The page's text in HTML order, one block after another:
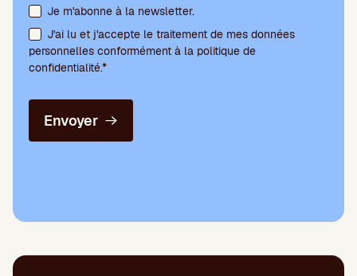
Acceptation des conditions et abonnement à la newsletter
Je m'abonne à la newsletter.
J'ai lu et j'accepte le traitement de mes données
personnelles conformément à la politique de
confidentialité.*
Envoyer